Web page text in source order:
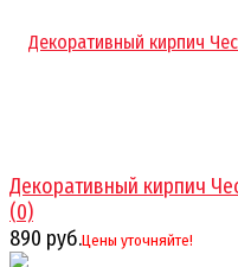
Декоративный кирпич
(0)
890 руб.Цены уточняйте!